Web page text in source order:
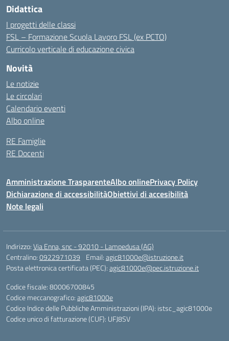
Didattica
I progetti delle classi
FSL – Formazione Scuola Lavoro FSL (ex PCTO)
Curricolo verticale di educazione civica
Novità
Le notizie
Le circolari
Calendario eventi
Albo online
RE Famiglie
RE Docenti
Amministrazione TrasparenteAlbo onlinePrivacy Policy
Dichiarazione di accessibilitàObiettivi di accesibilità
Note legali
Indirizzo:Via Enna, snc - 92010 - Lampedusa (AG)
Centralino:0922971039 Email:agic81000e@istruzione.it
Posta elettronica certificata (PEC):agic81000e@pec.istruzione.it
Codice fiscale: 80006700845
Codice meccanografico:agic81000e
Codice Indice delle Pubbliche Amministrazioni (IPA): istsc_agic81000e
Codice unico di fatturazione (CUF): UFJ8SV